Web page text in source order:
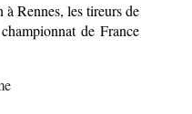
Rennes, les tireurs de
de France